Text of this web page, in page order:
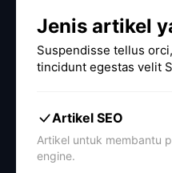
Jenis artikel
Suspendisse tellus
tincidunt egestas velit
Artikel SEO
Artikel untuk membantu
engine.